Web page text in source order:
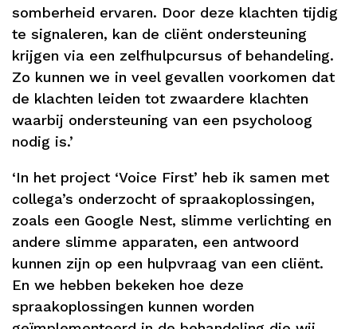
somberheid ervaren. Door deze klachten tijdig
te signaleren, kan de cliënt ondersteuning
krijgen via een zelfhulpcursus of behandeling.
Zo kunnen we in veel gevallen voorkomen dat
de klachten leiden tot zwaardere klachten
waarbij ondersteuning van een psycholoog
nodig is.’
‘In het project ‘Voice First’ heb ik samen met
collega’s onderzocht of spraakoplossingen,
zoals een Google Nest, slimme verlichting en
andere slimme apparaten, een antwoord
kunnen zijn op een hulpvraag van een cliënt.
En we hebben bekeken hoe deze
spraakoplossingen kunnen worden